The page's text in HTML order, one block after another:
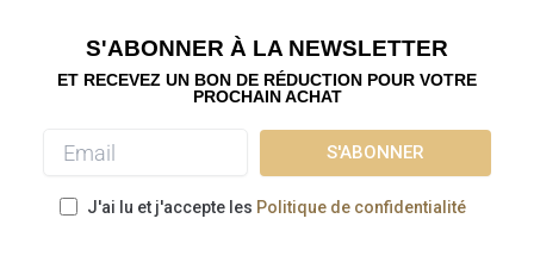
S'ABONNER À LA NEWSLETTER
ET RECEVEZ UN BON DE RÉDUCTION POUR VOTRE
PROCHAIN ACHAT
J'ai lu et j'accepte les Politique de confidentialité